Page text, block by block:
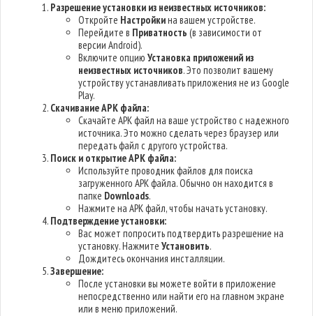
Разрешение установки из неизвестных источников:
Откройте Настройкина вашем устройстве.
Перейдите в Приватность (в зависимости от
версии Android).
Включите опциюУстановка приложений из
неизвестных источников. Это позволит вашему
устройству устанавливать приложения не из Google
Play.
Скачивание APK файла:
Скачайте APK файл на ваше устройство с надежного
источника. Это можно сделать через браузер или
передать файл с другого устройства.
Поиск и открытие APK файла:
Используйте проводник файлов для поиска
загруженного APK файла. Обычно он находится в
папке Downloads.
Нажмите на APK файл, чтобы начать установку.
Подтверждение установки:
Вас может попросить подтвердить разрешение на
установку. НажмитеУстановить.
Дождитесь окончания инсталляции.
Завершение:
После установки вы можете войти в приложение
непосредственно или найти его на главном экране
или в меню приложений.